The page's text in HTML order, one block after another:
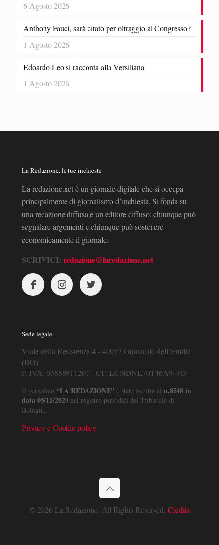
6 Agosto 2026
Anthony Fauci, sarà citato per oltraggio al Congresso?
1 Agosto 2026
Edoardo Leo si racconta alla Versiliana
1 Agosto 2026
La Redazione, le tue inchieste
La redazione.net è un giornale digitale che si occupa
principalmente di giornalismo d’inchiesta. Si fonda su
una redazione diffusa e un editore diffuso: chiunque può
segnalare argomenti e chiunque può sostenere
economicamente il giornale.
SCRIVICI: redazione@laredazione.net
Sede legale
Viale della Resistenza 4 - 40057 Granarolo dell’Emilia
(BO)
P. IVA: 03888911207 - CF: LCNDNL70T46A944O
Il periodico “LA REDAZIONE” è stato iscritto al n.8548 in
data 05/11/2020 nel registro periodici del Tribunale di
Bologna.
Privacy e Cookie policy
© 2026 La Redazione. All Rights Reserved. Credits